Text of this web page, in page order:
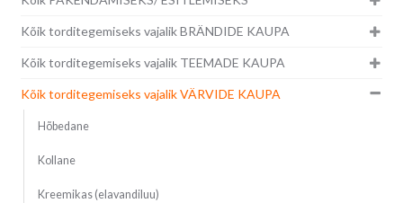
Kõik torditegemiseks vajalik BRÄNDIDE KAUPA
Kõik torditegemiseks vajalik TEEMADE KAUPA
Kõik torditegemiseks vajalik VÄRVIDE KAUPA
Hõbedane
Kollane
Kreemikas (elavandiluu)